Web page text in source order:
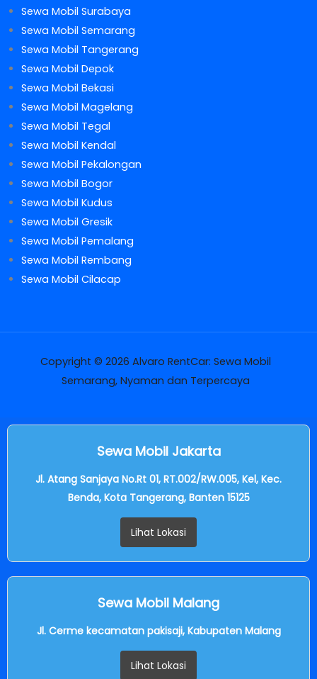
Sewa Mobil Surabaya
Sewa Mobil Semarang
Sewa Mobil Tangerang
Sewa Mobil Depok
Sewa Mobil Bekasi
Sewa Mobil Magelang
Sewa Mobil Tegal
Sewa Mobil Kendal
Sewa Mobil Pekalongan
Sewa Mobil Bogor
Sewa Mobil Kudus
Sewa Mobil Gresik
Sewa Mobil Pemalang
Sewa Mobil Rembang
Sewa Mobil Cilacap
Copyright © 2026 Alvaro RentCar: Sewa Mobil
Semarang, Nyaman dan Terpercaya
Sewa Mobil Jakarta
Jl. Atang Sanjaya No.Rt 01, RT.002/RW.005, Kel, Kec.
Benda, Kota Tangerang, Banten 15125
Lihat Lokasi
Sewa Mobil Malang
Jl. Cerme kecamatan pakisaji, Kabupaten Malang
Lihat Lokasi